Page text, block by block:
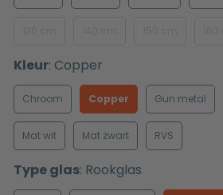
Kleur: Copper
Chroom Copper Gun metal
Mat wit Mat zwart RVS
Type glas: Rookglas